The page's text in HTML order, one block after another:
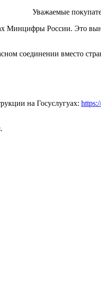
Уважаемые
Минцифры России. Это
соединении вместо
на Госуслугуах: